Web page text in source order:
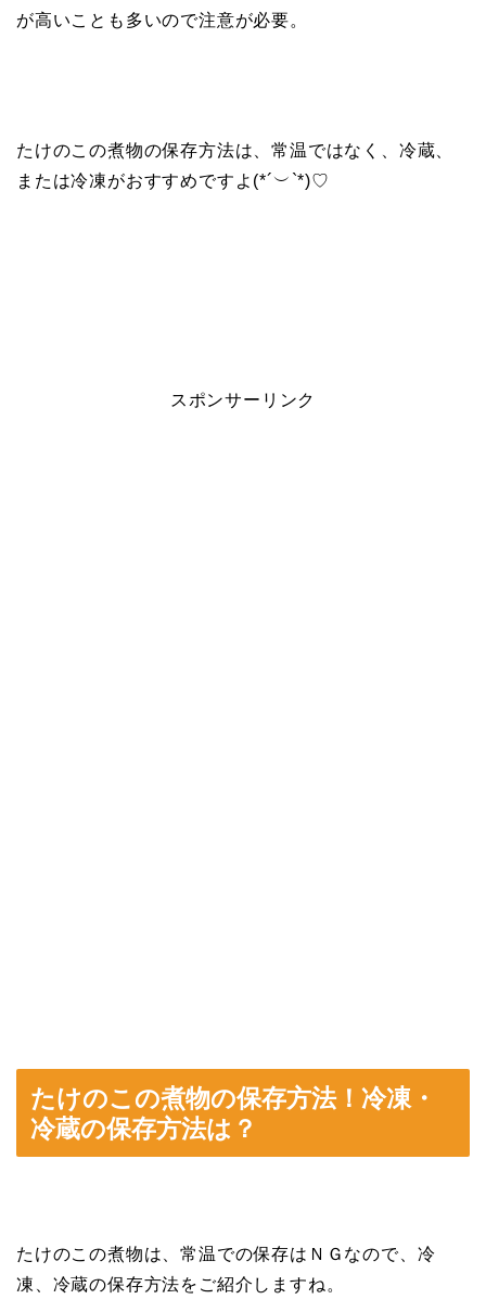
が高いことも多いので注意が必要。
たけのこの煮物の保存方法は、常温ではなく、冷蔵、
または冷凍がおすすめですよ(*´︶`*)♡
スポンサーリンク
たけのこの煮物の保存方法！冷凍・
冷蔵の保存方法は？
たけのこの煮物は、常温での保存はＮＧなので、冷
凍、冷蔵の保存方法をご紹介しますね。